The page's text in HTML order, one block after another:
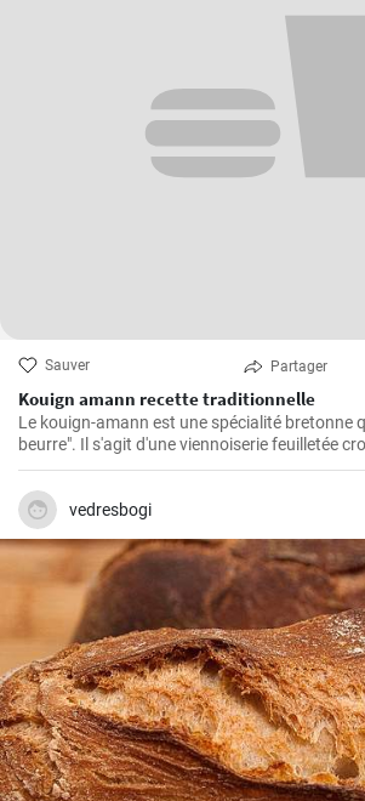
Sauver Partager
Kouign amann recette traditionnelle
Le kouign-amann est une spécialité bretonne
beurre". Il s'agit d'une viennoiserie feuilletée
beurrée à souhait. Bien qu'il soit un peu
résultat en vaut vraiment la peine !
vedresbogi